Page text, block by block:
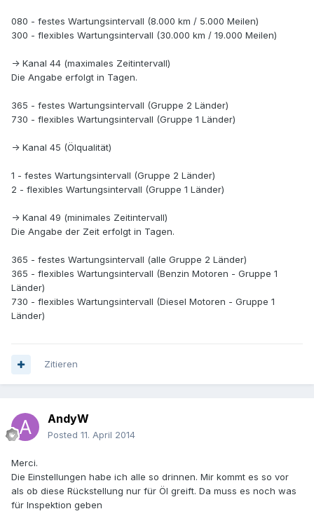
080 - festes Wartungsintervall (8.000 km / 5.000 Meilen)
300 - flexibles Wartungsintervall (30.000 km / 19.000 Meilen)
-> Kanal 44 (maximales Zeitintervall)
Die Angabe erfolgt in Tagen.
365 - festes Wartungsintervall (Gruppe 2 Länder)
730 - flexibles Wartungsintervall (Gruppe 1 Länder)
-> Kanal 45 (Ölqualität)
1 - festes Wartungsintervall (Gruppe 2 Länder)
2 - flexibles Wartungsintervall (Gruppe 1 Länder)
-> Kanal 49 (minimales Zeitintervall)
Die Angabe der Zeit erfolgt in Tagen.
365 - festes Wartungsintervall (alle Gruppe 2 Länder)
365 - flexibles Wartungsintervall (Benzin Motoren - Gruppe 1
Länder)
730 - flexibles Wartungsintervall (Diesel Motoren - Gruppe 1
Länder)
Zitieren
AndyW
Posted 11. April 2014
Merci.
Die Einstellungen habe ich alle so drinnen. Mir kommt es so vor
als ob diese Rückstellung nur für Öl greift. Da muss es noch was
für Inspektion geben